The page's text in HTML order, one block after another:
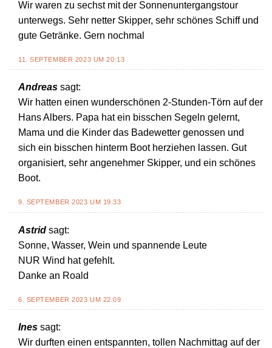
Wir waren zu sechst mit der Sonnenuntergangstour
unterwegs. Sehr netter Skipper, sehr schönes Schiff und
gute Getränke. Gern nochmal
11. SEPTEMBER 2023 UM 20:13
Andreas sagt:
Wir hatten einen wunderschönen 2-Stunden-Törn auf der
Hans Albers. Papa hat ein bisschen Segeln gelernt,
Mama und die Kinder das Badewetter genossen und
sich ein bisschen hinterm Boot herziehen lassen. Gut
organisiert, sehr angenehmer Skipper, und ein schönes
Boot.
9. SEPTEMBER 2023 UM 19:33
Astrid sagt:
Sonne, Wasser, Wein und spannende Leute
NUR Wind hat gefehlt.
Danke an Roald
6. SEPTEMBER 2023 UM 22:09
Ines sagt:
Wir durften einen entspannten, tollen Nachmittag auf der